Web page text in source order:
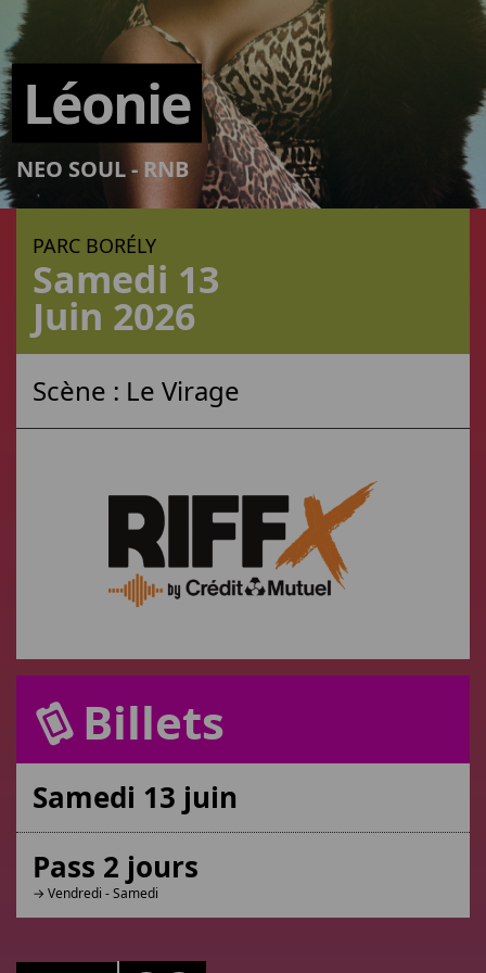
Léonie
NEO SOUL - RNB
PARC BORÉLY
Samedi 13
Juin 2026
Scène : Le Virage
Billets
Samedi 13 juin
Pass 2 jours
→ Vendredi - Samedi